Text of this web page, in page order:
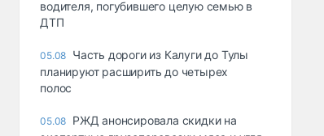
водителя, погубившего целую семью в
ДТП
05.08 Часть дороги из Калуги до Тулы
планируют расширить до четырех
полос
05.08 РЖД анонсировала скидки на